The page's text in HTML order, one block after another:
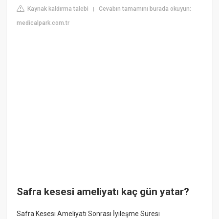
Kaynak kaldırma talebi |Cevabın tamamını burada okuyun:
medicalpark.com.tr
Safra kesesi ameliyatı kaç gün yatar?
Safra Kesesi Ameliyatı Sonrası İyileşme Süresi